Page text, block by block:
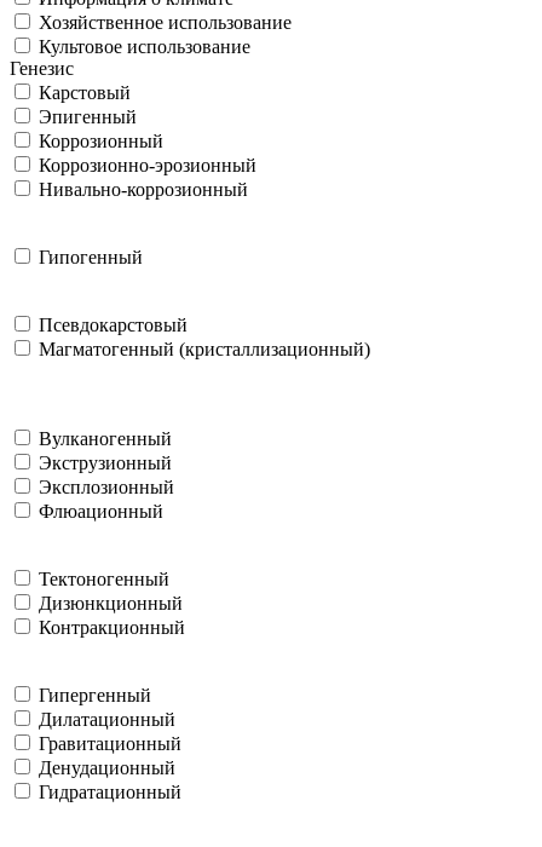
Хозяйственное использование
Культовое использование
Генезис
Карстовый
Эпигенный
Коррозионный
Коррозионно-эрозионный
Нивально-коррозионный
Гипогенный
Псевдокарстовый
Магматогенный (кристаллизационный)
Вулканогенный
Экструзионный
Эксплозионный
Флюационный
Тектоногенный
Дизюнкционный
Контракционный
Гипергенный
Дилатационный
Гравитационный
Денудационный
Гидратационный